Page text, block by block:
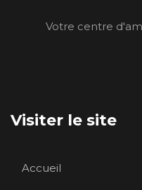
Votre centre
Visiter le site
Accueil